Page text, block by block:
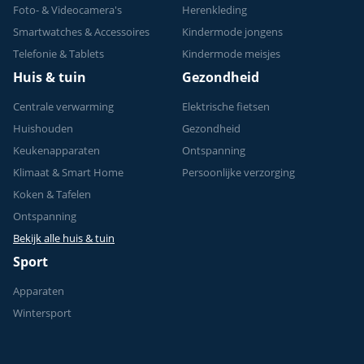
Foto- & Videocamera's
Smartwatches & Accessoires
Telefonie & Tablets
Herenkleding
Kindermode jongens
Kindermode meisjes
Huis & tuin
Centrale verwarming
Huishouden
Keukenapparaten
Klimaat & Smart Home
Koken & Tafelen
Ontspanning
Bekijk alle huis & tuin
Gezondheid
Elektrische fietsen
Gezondheid
Ontspanning
Persoonlijke verzorging
Sport
Apparaten
Wintersport